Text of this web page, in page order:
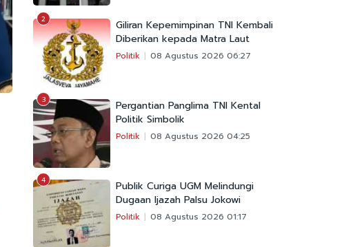
2
Giliran Kepemimpinan TNI Kembali
Diberikan kepada Matra Laut
Politik 08 Agustus 2026 06:27
3
Pergantian Panglima TNI Kental
Politik Simbolik
Politik 08 Agustus 2026 04:25
4
Publik Curiga UGM Melindungi
Dugaan Ijazah Palsu Jokowi
Politik 08 Agustus 2026 01:17